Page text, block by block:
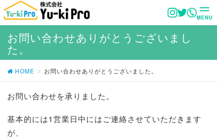
MENU
お問い合わせありがとうございまし
た。
HOME お問い合わせありがとうございました。
お問い合わせを承りました。
基本的には1営業日中にはご連絡させていただきます
が、